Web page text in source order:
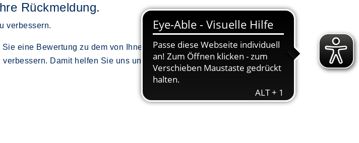
Rückmeldung.
verbessern.
eine Bewertung zu dem von Ihnen besuchten Angebot ab. Nur so können
Damit helfen Sie uns und auch anderen Kundinnen und Kunden